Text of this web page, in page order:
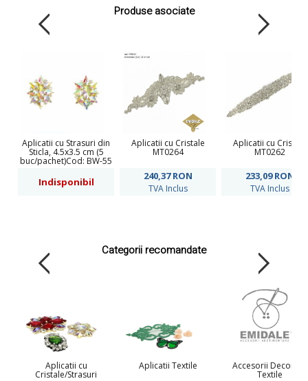
Produse asociate
Aplicatii cu Strasuri din
Sticla, 4.5x3.5 cm (5
buc/pachet)Cod: BW-55
Indisponibil
Aplicatii cu Cristale
MT0264
240,37RON
TVA Inclus
Aplicatii cu Cristale
MT0262
233,09RON
TVA Inclus
Categorii recomandate
Aplicatii cu
Cristale/Strasuri
Aplicatii Textile Accesorii Decorare
Textile